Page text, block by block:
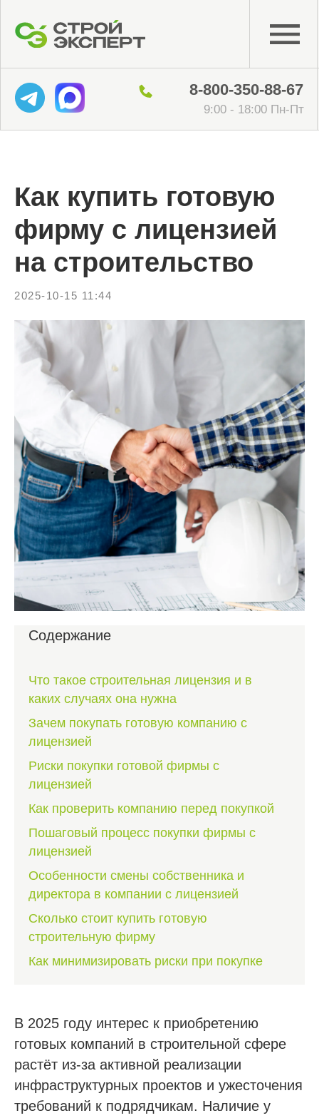
Как купить готовую
фирму с лицензией
на строительство
2025-10-15 11:44
Содержание
Что такое строительная лицензия и в
каких случаях она нужна
Зачем покупать готовую компанию с
лицензией
Риски покупки готовой фирмы с
лицензией
Как проверить компанию перед покупкой
Пошаговый процесс покупки фирмы с
лицензией
Особенности смены собственника и
директора в компании с лицензией
Сколько стоит купить готовую
строительную фирму
Как минимизировать риски при покупке
В 2025 году интерес к приобретению
готовых компаний в строительной сфере
растёт из-за активной реализации
инфраструктурных проектов и ужесточения
требований к подрядчикам. Наличие у